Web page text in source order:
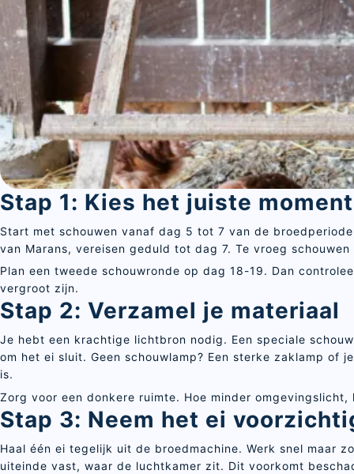
Stap 1: Kies het juiste moment
Start met schouwen vanaf dag 5 tot 7 van de
van Marans, vereisen geduld tot dag 7. Te vroeg
Plan een tweede schouwronde op dag 18-19. Dan
vergroot zijn.
Stap 2: Verzamel je materiaal
Je hebt een krachtige lichtbron nodig. Een speciale
om het ei sluit. Geen schouwlamp? Een sterke zaklamp
is.
Zorg voor een donkere ruimte. Hoe minder
Stap 3: Neem het ei
Haal één ei tegelijk uit de broedmachine. Werk snel maar
uiteinde vast, waar de luchtkamer zit. Dit voorkomt